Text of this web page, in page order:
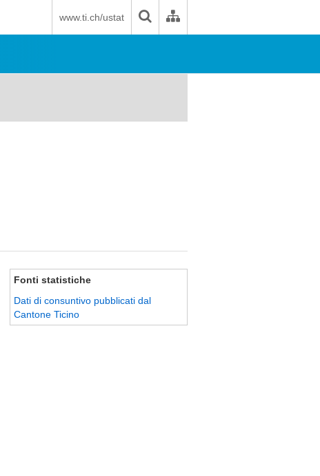
www.ti.ch/ustat
Fonti statistiche
Dati di consuntivo pubblicati dal
Cantone Ticino